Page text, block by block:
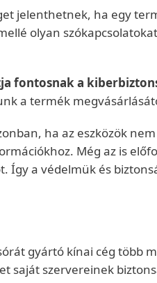
jelenthetnek, ha egy
olyan
fontosnak a
a termék
ha az eszközök
Még az is
Így a védelmük és
gyártó kínai cég
saját szervereinek